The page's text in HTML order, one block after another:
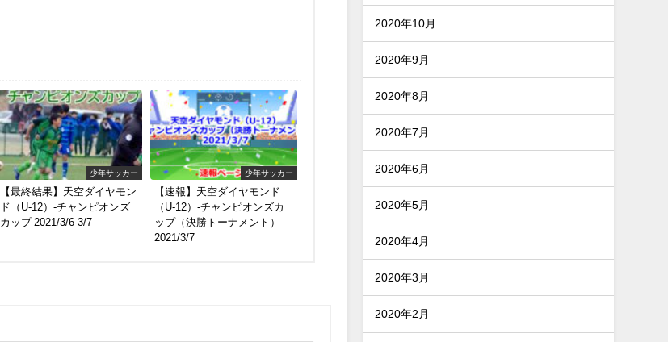
少年サッカー
【最終結果】天空ダイヤモン
ド（U-12）-チャンピオンズ
カップ 2021/3/6-3/7
少年サッカー
【速報】天空ダイヤモンド
（U-12）-チャンピオンズカ
ップ（決勝トーナメント）
2021/3/7
2020年10月
2020年9月
2020年8月
2020年7月
2020年6月
2020年5月
2020年4月
2020年3月
2020年2月